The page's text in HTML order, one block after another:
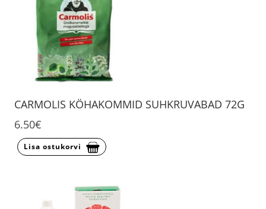
CARMOLIS KÖHAKOMMID SUHKRUVABAD 72G
6.50€
Lisa ostukorvi